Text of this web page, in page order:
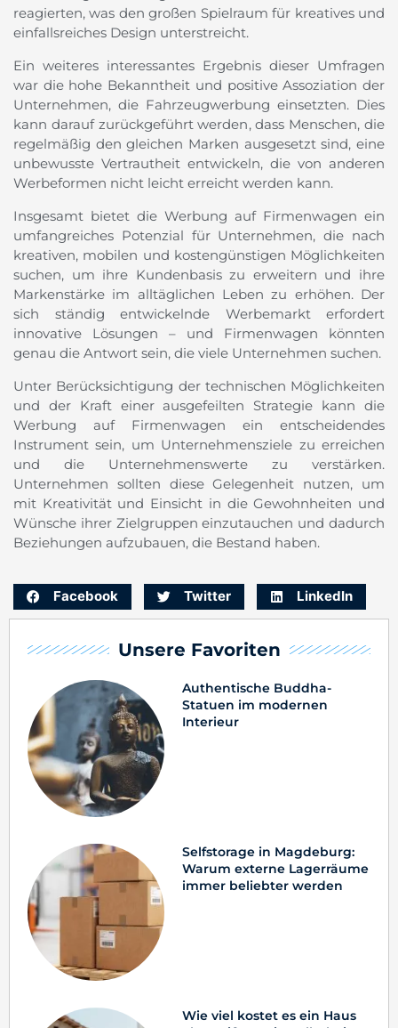
Unsere Favoriten
Authentische Buddha-
Statuen im modernen
Interieur
Selfstorage in Magdeburg:
Warum externe Lagerräume
immer beliebter werden
Wie viel kostet es ein Haus
reagierten, was den großen Spielraum für kreatives und
einfallsreiches Design unterstreicht.
Ein weiteres interessantes Ergebnis dieser Umfragen
war die hohe Bekanntheit und positive Assoziation der
Unternehmen, die Fahrzeugwerbung einsetzten. Dies
kann darauf zurückgeführt werden, dass Menschen, die
regelmäßig den gleichen Marken ausgesetzt sind, eine
unbewusste Vertrautheit entwickeln, die von anderen
Werbeformen nicht leicht erreicht werden kann.
Insgesamt bietet die Werbung auf Firmenwagen ein
umfangreiches Potenzial für Unternehmen, die nach
kreativen, mobilen und kostengünstigen Möglichkeiten
suchen, um ihre Kundenbasis zu erweitern und ihre
Markenstärke im alltäglichen Leben zu erhöhen. Der
sich ständig entwickelnde Werbemarkt erfordert
innovative Lösungen – und Firmenwagen könnten
genau die Antwort sein, die viele Unternehmen suchen.
Unter Berücksichtigung der technischen Möglichkeiten
und der Kraft einer ausgefeilten Strategie kann die
Werbung auf Firmenwagen ein entscheidendes
Instrument sein, um Unternehmensziele zu erreichen
und die Unternehmenswerte zu verstärken.
Unternehmen sollten diese Gelegenheit nutzen, um
mit Kreativität und Einsicht in die Gewohnheiten und
Wünsche ihrer Zielgruppen einzutauchen und dadurch
Beziehungen aufzubauen, die Bestand haben.
Facebook Twitter LinkedIn